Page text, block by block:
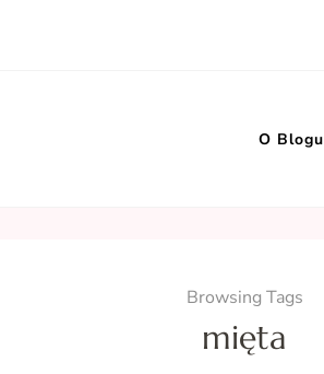
O Blogu
Browsing Tags
mięta